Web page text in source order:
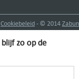
Cookiebeleid- © 2014Zabun
zo op de